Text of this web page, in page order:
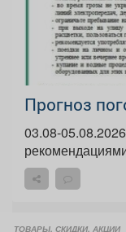
Прогноз
03.08-
ТОВАРЫ, СКИДКИ, АКЦИИ